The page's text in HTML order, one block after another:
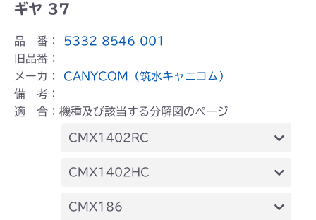
ギヤ 37
品 番：
5332 8546 001
旧品番：
メーカ： CANYCOM（筑水キャニコム）
備 考：
適 合：機種及び該当する分解図のページ
CMX1402RC
フロントデフ FIG4 ナックル
CMX1402HC
フロントデフ FIG4 ナックル
CMX186